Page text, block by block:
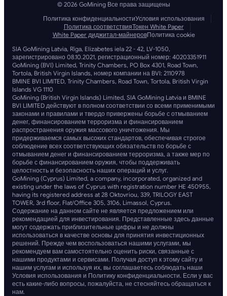
© 2026 GoMining Все права защищены
Политика конфиденциальностиУсловия использования
Политика соответствияТокен White Paper
White Paper диджитал-майнеровПолитика cookie
SIA GoMining Latvia, Rīga, Elizabetes iela 22 - 42, LV-1050,
зарегистрировано 08.10.2021, регистрационный номер: 40203351911
GoMining (BVI) Limited, Trinity Chambers, PO Box 4301, Road Town,
Tortola, British Virgin Islands, номер компании на BVI: 2110978
BMINE BVI LIMITED, Trinity Chambers, Road Town, Tortola, British Virgin
Islands VG 1110
GoMining (British Virgin Islands) Limited, SIA GoMining Latvia и BMINE
BVI LIMITED действуют в полном соответствии со всеми применимыми
законами и правилами и твердо привержены борьбе с отмыванием
денег, финансированием терроризма и финансированием
распространения оружия массового уничтожения. Мы
придерживаемся самых высоких стандартов, обеспечивая строгое
соблюдение всех соответствующих обязательств по борьбе с
отмыванием денег и финансированием терроризма, а также мер по
борьбе с финансированием оружия, чтобы поддерживать
целостность и безопасность наших операций и услуг.
GoMining (Cyprus) Limited, a company, incorporated, organized and
existing under the laws of Cyprus with registration number HE 450955,
having its registered address at 28 Oktovriou, 339, TRILOGY EAST
TOWER, 3rd floor, Flat/Office 305, 3106, Limassol, Cyprus.
Содержание на данном сайте не является предложением или
рекомендацией для инвестирования. Представленные здесь данные
могут содержать приблизительные цифры и не должны
использоваться в качестве основы для принятия инвестиционных
решений. Прежде чем воспользоваться нашими услугами, мы
рекомендуем вам самостоятельно оценить риски, связанные с
нашими продуктами и сервисами. Получая доступ к этому сайту и
нашим услугам и используя их, вы соглашаетесь соблюдать наши
Условия использования и Политику конфиденциальности. Если у вас
есть какие-либо вопросы, пожалуйста, не стесняйтесь обращаться к
нам.